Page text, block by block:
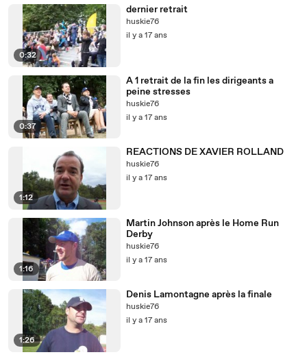
0:32
dernier retrait
huskie76
il y a 17 ans
0:37
A 1 retrait de la fin les dirigeants a
peine stresses
huskie76
il y a 17 ans
1:12
REACTIONS DE XAVIER ROLLAND
huskie76
il y a 17 ans
1:16
Martin Johnson après le Home Run
Derby
huskie76
il y a 17 ans
1:26
Denis Lamontagne après la finale
huskie76
il y a 17 ans